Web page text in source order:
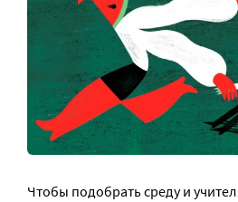
Чтобы подобрать среду и